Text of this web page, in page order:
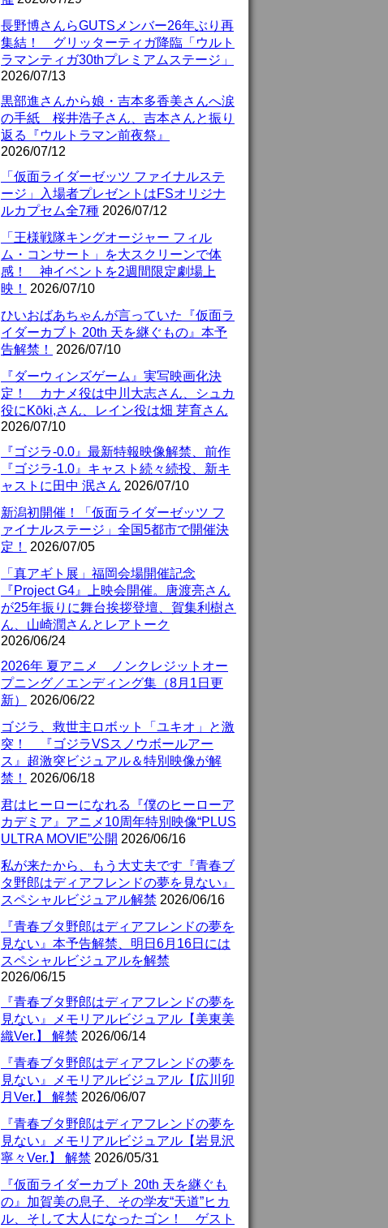
長野博さんらGUTSメンバー26年ぶり再
集結！ グリッターティガ降臨「ウルト
ラマンティガ30thプレミアムステージ」
2026/07/13
黒部進さんから娘・吉本多香美さんへ涙
の手紙 桜井浩子さん、吉本さんと振り
返る『ウルトラマン前夜祭』
2026/07/12
「仮面ライダーゼッツ ファイナルステ
ージ」入場者プレゼントはFSオリジナ
ルカプセム全7種 2026/07/12
「王様戦隊キングオージャー フィル
ム・コンサート」を大スクリーンで体
感！ 神イベントを2週間限定劇場上
映！
2026/07/10
ひいおばあちゃんが言っていた『仮面ラ
イダーカブト 20th 天を継ぐもの』本予
告解禁！
2026/07/10
『ダーウィンズゲーム』実写映画化決
定！ カナメ役は中川大志さん、シュカ
役にKōki,さん、レイン役は畑 芽育さん
2026/07/10
『ゴジラ-0.0』最新特報映像解禁、前作
『ゴジラ-1.0』キャスト続々続投、新キ
ャストに田中 泯さん 2026/07/10
新潟初開催！「仮面ライダーゼッツ フ
ァイナルステージ」全国5都市で開催決
定！
2026/07/05
「真アギト展」福岡会場開催記念
『Project G4』上映会開催。唐渡亮さん
が25年振りに舞台挨拶登壇、賀集利樹さ
ん、山崎潤さんとレアトーク
2026/06/24
2026年 夏アニメ ノンクレジットオー
プニング／エンディング集（8月1日更
新）
2026/06/22
ゴジラ、救世主ロボット「ユキオ」と激
突！ 『ゴジラVSスノウボールアー
ス』超激突ビジュアル＆特別映像が解
禁！
2026/06/18
君はヒーローになれる『僕のヒーローア
カデミア』アニメ10周年特別映像“PLUS
ULTRA MOVIE”公開 2026/06/16
私が来たから、もう大丈夫です『青春ブ
タ野郎はディアフレンドの夢を見ない』
スペシャルビジュアル解禁 2026/06/16
『青春ブタ野郎はディアフレンドの夢を
見ない』本予告解禁、明日6月16日には
スペシャルビジュアルを解禁
2026/06/15
『青春ブタ野郎はディアフレンドの夢を
見ない』メモリアルビジュアル【美東美
織Ver.】 解禁 2026/06/14
『青春ブタ野郎はディアフレンドの夢を
見ない』メモリアルビジュアル【広川卯
月Ver.】 解禁 2026/06/07
『青春ブタ野郎はディアフレンドの夢を
見ない』メモリアルビジュアル【岩見沢
寧々Ver.】 解禁 2026/05/31
『仮面ライダーカブト 20th 天を継ぐも
の』加賀美の息子、その学友“天道”ヒカ
ル、そして大人になったゴン！ ゲスト